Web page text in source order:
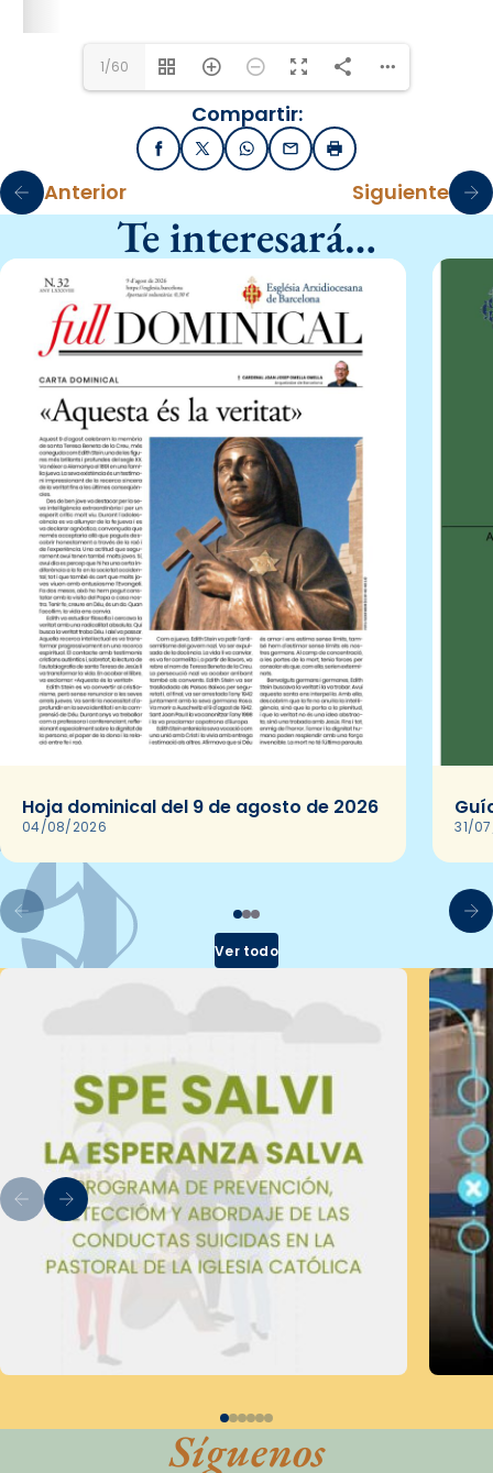
1/60
Compartir:
FacebookX / TwitterWhatsApp
EmailImprimir
Anterior Siguiente
Te interesará…
Hoja dominical del 9 de agosto de 2026
04/08/2026 31/
Ver todo
Síguenos